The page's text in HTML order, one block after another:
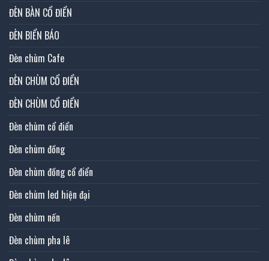
ĐÈN BÀN CỔ ĐIỂN
ĐÈN BIỂN BÁO
Đèn chùm Cafe
ĐÈN CHÙM CỔ ĐIỂN
ĐÈN CHÙM CỔ ĐIỂN
Đèn chùm cổ điển
Đèn chùm đồng
Đèn chùm đồng cổ điển
Đèn chùm led hiện đại
Đèn chùm nến
Đèn chùm pha lê